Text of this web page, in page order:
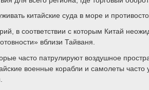
китайские суда в море и
в соответствии с которым Китай
вблизи Тайваня.
часто патрулируют воздушное
военные корабли и самолеты